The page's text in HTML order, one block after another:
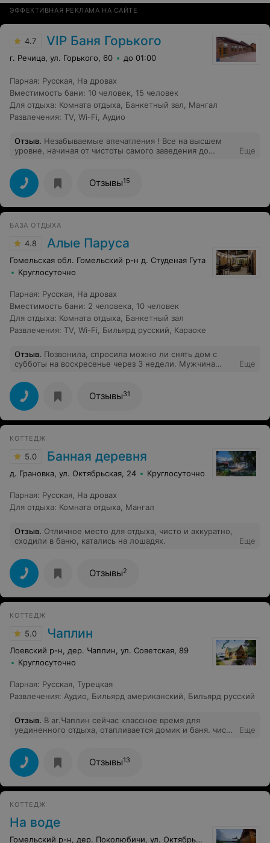
ЭФФЕКТИВНАЯ РЕКЛАМА НА САЙТЕ
4.7 VIP Баня Горького
г. Речица, ул. Горького, 60 до 01:00
Парная: Русская, На дровах
Вместимость бани: 10 человек, 15 человек
Для отдыха: Комната отдыха, Банкетный зал, Мангал
Развлечения: TV, Wi-Fi, Аудио
Отзыв. Незабываемые впечатления ! Все на высшем
уровне, начиная от чистоты самого заведения до
коммуникабельная , отзывчивая … Спасибо огромное
за организацию моего праздника . Рекомендую всем
желающим ….
Еще
Отзывы15
БАЗА ОТДЫХА
4.8 Алые Паруса
Гомельская обл. Гомельский р-н д. Студеная Гута
Круглосуточно
Парная: Русская, На дровах
Вместимость бани: 2 человека, 10 человек
Для отдыха: Комната отдыха, Банкетный зал
Развлечения: TV, Wi-Fi, Бильярд русский, Караоке
Отзыв. Позвонила, спросила можно ли снять дом с
субботы на воскресенье через 3 недели. Мужчина
снимать дом с субботы на воскресенье, вы должны
звонить и бронировать за полтора-два месяца». Про
эти «правила» нигде не написано. По итогу несколько
раз переспросила и он не дал ответа занят будет дом
или нет. Не ожидали такого.
Еще
Отзывы31
КОТТЕДЖ
5.0 Банная деревня
д. Грановка, ул. Октябрьская, 24 Круглосуточно
Парная: Русская, На дровах
Для отдыха: Комната отдыха, Мангал
Отзыв. Отличное место для отдыха, чисто и аккуратно,
сходили в баню, катались на лошадях.
Еще
Отзывы2
КОТТЕДЖ
5.0 Чаплин
Лоевский р-н, дер. Чаплин, ул. Советская, 89
Круглосуточно
Парная: Русская, Турецкая
Развлечения: Аудио, Бильярд американский, Бильярд русский
Отзыв. В аг.Чаплин сейчас классное время для
уединенного отдыха, отапливается домик и баня. чисто
сыграть пару партий в бильярдили поработать за
компьютером. а вечерком погреться в баньке.
Еще
Отзывы13
КОТТЕДЖ
На воде
Гомельский р-н, дер. Поколюбичи, ул. Октябрьская, 114